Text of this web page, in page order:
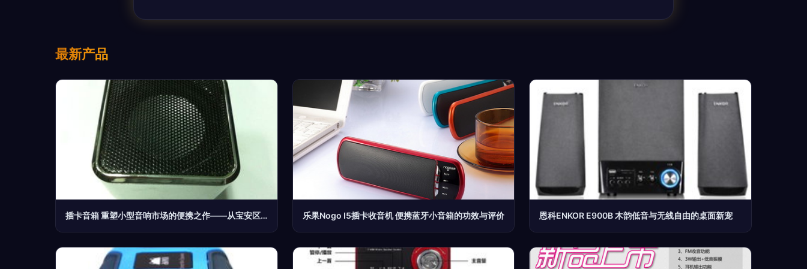
最新产品
插卡音箱 重塑小型音响市场的便携之作——从宝安区西乡三嘉塑胶制品厂看行业新动向 乐果Nogo I5插卡收音机 便携蓝牙小音箱的功效与评价 恩科ENKOR E900B 木韵低音与无线自由的桌面新宠